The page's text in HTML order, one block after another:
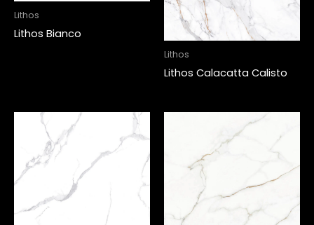
Lithos
Lithos Bianco
Lithos
Lithos Calacatta Calisto